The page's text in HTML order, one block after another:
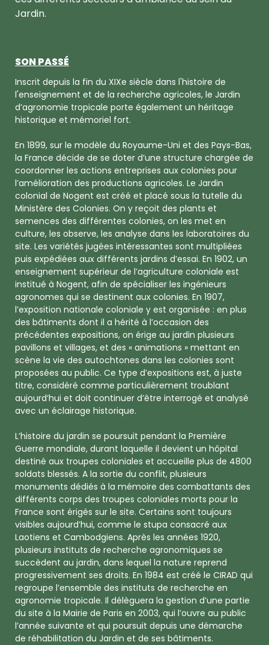
Jardin.
SON PASSÉ
Inscrit depuis la fin du XIXe siècle dans l'histoire de
l'enseignement et de la recherche agricoles, le Jardin
d’agronomie tropicale porte également un héritage
historique et mémoriel fort.
En 1899, sur le modèle du Royaume-Uni et des Pays-Bas,
la France décide de se doter d’une structure chargée de
coordonner les actions entreprises aux colonies pour
l’amélioration des productions agricoles. Le Jardin
colonial de Nogent est créé et placé sous la tutelle du
Ministère des Colonies. On y reçoit des plants et
semences des différentes colonies, on les met en
culture, les observe, les analyse dans les laboratoires du
site. Les variétés jugées intéressantes sont multipliées
puis expédiées aux différents jardins d’essai. En 1902, un
enseignement supérieur de l’agriculture coloniale est
institué à Nogent, afin de spécialiser les ingénieurs
agronomes qui se destinent aux colonies. En 1907,
l’exposition nationale coloniale y est organisée : en plus
des bâtiments dont il a hérité à l’occasion des
précédentes expositions, on érige au jardin plusieurs
pavillons et villages, et des « animations » mettant en
scène la vie des autochtones dans les colonies sont
proposées au public. Ce type d’expositions est, à juste
titre, considéré comme particulièrement troublant
aujourd’hui et doit continuer d’être interrogé et analysé
avec un éclairage historique.
L’histoire du jardin se poursuit pendant la Première
Guerre mondiale, durant laquelle il devient un hôpital
destiné aux troupes coloniales et accueille plus de 4800
soldats blessés. A la sortie du conflit, plusieurs
monuments dédiés à la mémoire des combattants des
différents corps des troupes coloniales morts pour la
France sont érigés sur le site. Certains sont toujours
visibles aujourd’hui, comme le stupa consacré aux
Laotiens et Cambodgiens. Après les années 1920,
plusieurs instituts de recherche agronomiques se
succèdent au jardin, dans lequel la nature reprend
progressivement ses droits. En 1984 est créé le CIRAD qui
regroupe l’ensemble des instituts de recherche en
agronomie tropicale. Il délèguera la gestion d’une partie
du site à la Mairie de Paris en 2003, qui l’ouvre au public
l’année suivante et qui poursuit depuis une démarche
de réhabilitation du Jardin et de ses bâtiments.